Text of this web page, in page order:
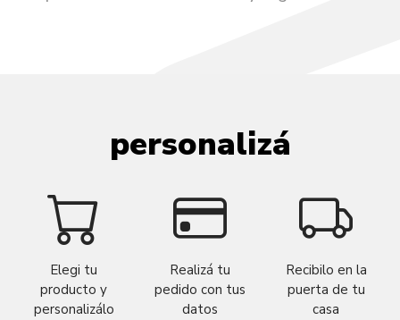
personalizá
Elegi tu
producto y
personalizálo
Realizá tu
pedido con tus
datos
Recibilo en la
puerta de tu
casa